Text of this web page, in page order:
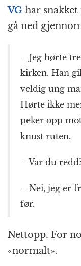
VG har
gå ned
– Jeg hørte
kirken. Han
veldig ung
Hørte ikke
peker opp
knust ruten.
– Var du
– Nei, jeg er
før.
Nettopp. For
«normalt».